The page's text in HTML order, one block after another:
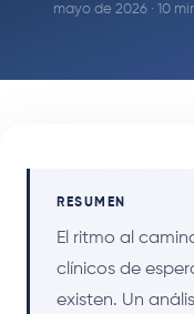
mayo de 2026 · 10
RESUMEN
El ritmo al
clínicos de
existen. Un